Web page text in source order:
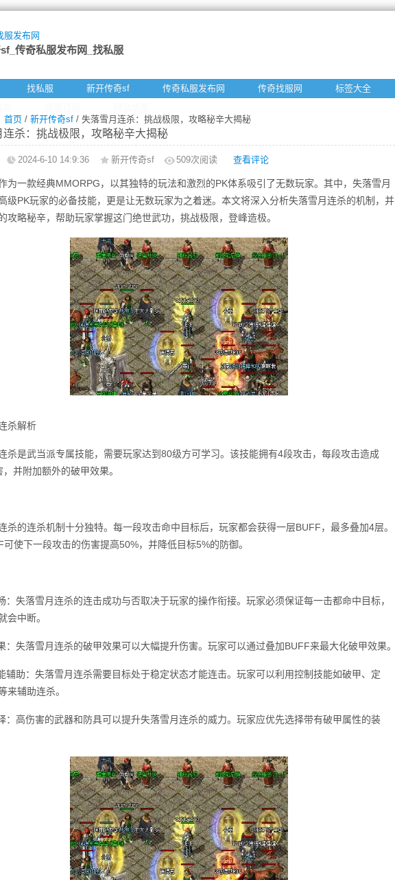
服发布网
传奇私服发布网_找私服
找私服 新开传奇sf 传奇私服发布网 传奇找服网
标签大全
首页 / 新开传奇sf / 失落雪月连杀：挑战极限，攻略秘辛大揭秘
连杀：挑战极限，攻略秘辛大揭秘
2024-6-10 14:9:36 新开传奇sf 509次阅读 查看评论
为一款经典MMORPG，以其独特的玩法和激烈的PK体系吸引了无数玩家。其中，失落雪月
级PK玩家的必备技能，更是让无数玩家为之着迷。本文将深入分析失落雪月连杀的机制，并
攻略秘辛，帮助玩家掌握这门绝世武功，挑战极限，登峰造极。
杀解析
杀是武当派专属技能，需要玩家达到80级方可学习。该技能拥有4段攻击，每段攻击造成
并附加额外的破甲效果。
杀的连杀机制十分独特。每一段攻击命中目标后，玩家都会获得一层BUFF，最多叠加4层。
可使下一段攻击的伤害提高50%，并降低目标5%的防御。
：失落雪月连杀的连击成功与否取决于玩家的操作衔接。玩家必须保证每一击都命中目标，
会中断。
：失落雪月连杀的破甲效果可以大幅提升伤害。玩家可以通过叠加BUFF来最大化破甲效果。
辅助：失落雪月连杀需要目标处于稳定状态才能连击。玩家可以利用控制技能如破甲、定
来辅助连杀。
：高伤害的武器和防具可以提升失落雪月连杀的威力。玩家应优先选择带有破甲属性的装